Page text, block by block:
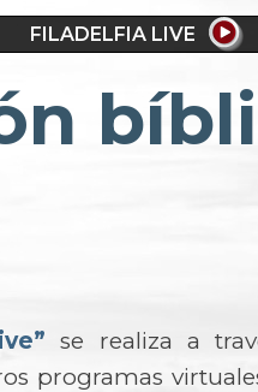
FILADELFIA LIVE
se realiza a
programas